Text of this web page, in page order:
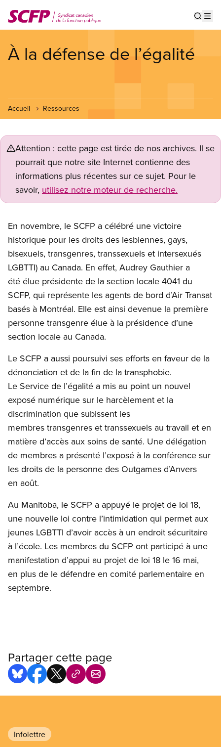
au
contenu
principal
À la défense de l’égalité
Accueil Ressources
Attention : cette page est tirée de nos archives. Il se
pourrait que notre site Internet contienne des
informations plus récentes sur ce sujet. Pour le
savoir, utilisez notre moteur de recherche.
Open image in modal
En novembre, le SCFP a célébré une victoire
historique pour les droits des lesbiennes, gays,
bisexuels, transgenres, transsexuels et intersexués
LGBTTI) au Canada. En effet, Audrey Gauthier a
été élue présidente de la section locale 4041 du
SCFP, qui représente les agents de bord d’Air Transat
basés à Montréal. Elle est ainsi devenue la première
personne transgenre élue à la présidence d’une
section locale au Canada.
Le SCFP a aussi poursuivi ses efforts en faveur de la
dénonciation et de la fin de la transphobie.
Le Service de l’égalité a mis au point un nouvel
exposé numérique sur le harcèlement et la
discrimination que subissent les
membres transgenres et transsexuels au travail et en
matière d’accès aux soins de santé. Une délégation
de membres a présenté l’exposé à la conférence sur
les droits de la personne des Outgames d’Anvers
en août.
Au Manitoba, le SCFP a appuyé le projet de loi 18,
une nouvelle loi contre l’intimidation qui permet aux
jeunes LGBTTI d’avoir accès à un endroit sécuritaire
à l’école. Les membres du SCFP ont participé à une
manifestation d’appui au projet de loi 18 le 16 mai,
en plus de le défendre en comité parlementaire en
septembre.
Partager cette page
Infolettre